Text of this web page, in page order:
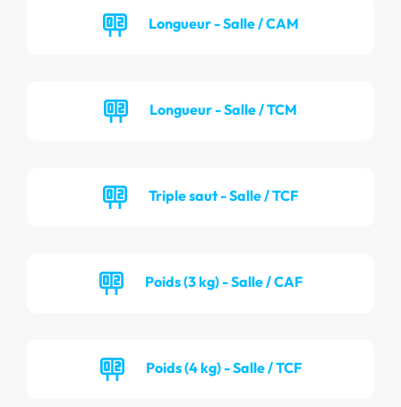
Longueur - Salle / CAM
Longueur - Salle / TCM
Triple saut - Salle / TCF
Poids (3 kg) - Salle / CAF
Poids (4 kg) - Salle / TCF